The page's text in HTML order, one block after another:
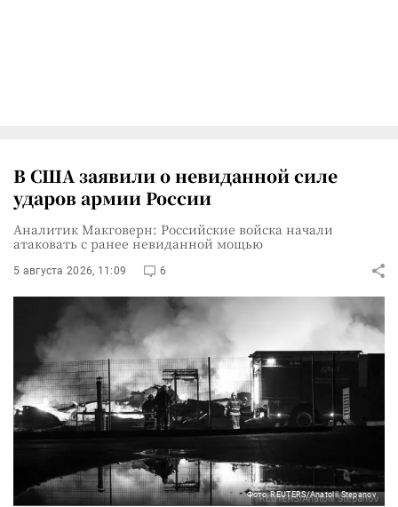
В США заявили о невиданной силе
ударов армии России
Аналитик Макговерн: Российские войска начали
атаковать с ранее невиданной мощью
5 августа 2026, 11:09 6
Фото: REUTERS/Anatolii Stepanov